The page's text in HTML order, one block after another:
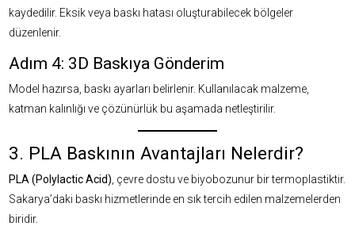
kaydedilir. Eksik veya baskı hatası oluşturabilecek bölgeler
düzenlenir.
Adım 4: 3D Baskıya Gönderim
Model hazırsa, baskı ayarları belirlenir. Kullanılacak malzeme,
katman kalınlığı ve çözünürlük bu aşamada netleştirilir.
3. PLA Baskının Avantajları Nelerdir?
PLA (Polylactic Acid) , çevre dostu ve biyobozunur bir termoplastiktir.
Sakarya’daki baskı hizmetlerinde en sık tercih edilen malzemelerden
biridir.